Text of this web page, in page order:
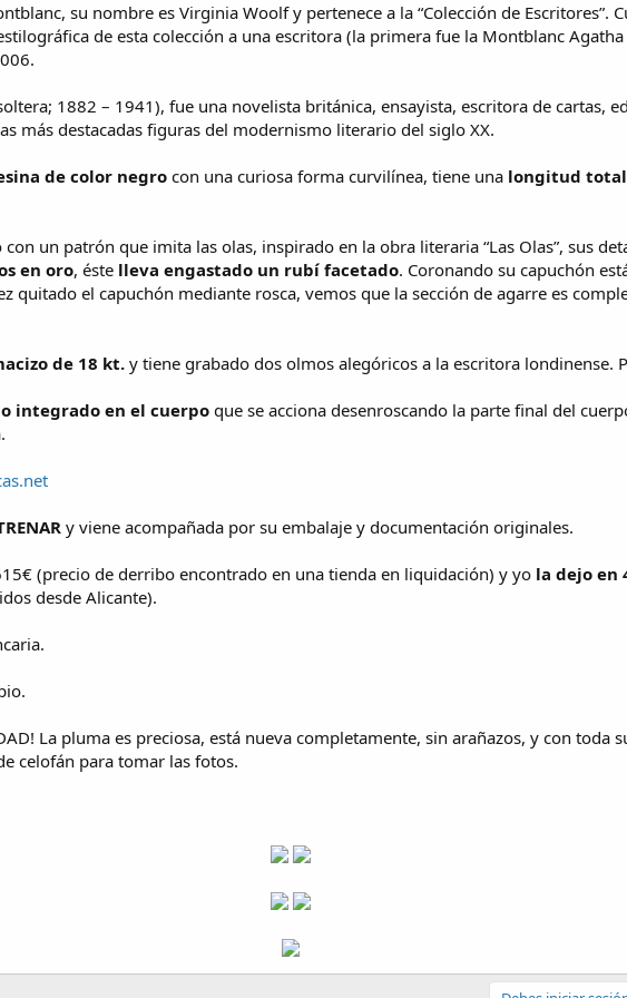
su nombre es Virginia Woolf y pertenece a la “Colección de Escritores”.
de esta colección a una escritora (la primera fue la Montblanc
1882 – 1941), fue una novelista británica, ensayista, escritora de cartas,
más destacadas figuras del modernismo literario del siglo XX.
de color negrocon una curiosa forma curvilínea, tiene una longitud total
un patrón que imita las olas, inspirado en la obra literaria “Las Olas”, sus
en oro, éste lleva engastado un rubí facetado. Coronando su capuchón
quitado el capuchón mediante rosca, vemos que la sección de agarre es
de 18 kt. y tiene grabado dos olmos alegóricos a la escritora londinense.
integrado en el cuerpo que se acciona desenroscando la parte final del
y viene acompañada por su embalaje y documentación originales.
(precio de derribo encontrado en una tienda en liquidación) y yo la dejo en
desde Alicante).
La pluma es preciosa, está nueva completamente, sin arañazos, y con toda
celofán para tomar las fotos.